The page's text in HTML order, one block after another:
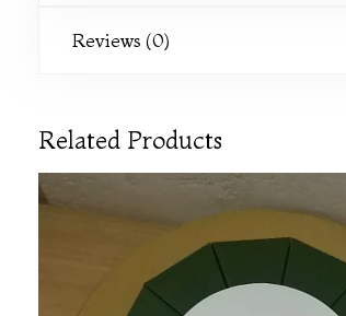
Reviews (0)
Related Products